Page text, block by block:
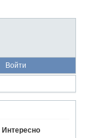
Войти
Интересно